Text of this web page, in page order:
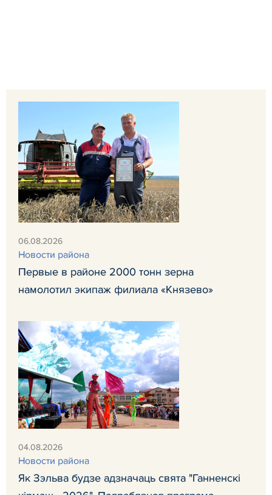
06.08.2026
Новости района
Первые в районе 2000 тонн зерна
намолотил экипаж филиала «Князево»
04.08.2026
Новости района
Як Зэльва будзе адзначаць свята "Ганненскі